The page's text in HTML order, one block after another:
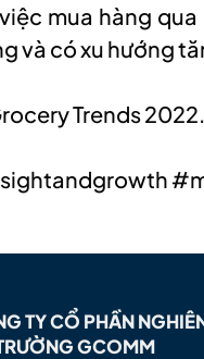
mua hàng
và có xu hướng
Trends 2022.
TY CỔ PHẦN
GCOMM